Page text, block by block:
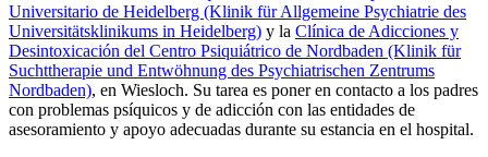
Universitario de Heidelberg (Klinik für Allgemeine Psychiatrie des
Universitätsklinikums in Heidelberg) y la Clínica de Adicciones y
Desintoxicación del Centro Psiquiátrico de Nordbaden (Klinik für
Suchttherapie und Entwöhnung des Psychiatrischen Zentrums
Nordbaden), en Wiesloch. Su tarea es poner en contacto a los padres
con problemas psíquicos y de adicción con las entidades de
asesoramiento y apoyo adecuadas durante su estancia en el hospital.